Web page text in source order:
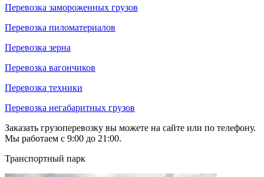
Перевозка замороженных грузов
Перевозка пиломатериалов
Перевозка зерна
Перевозка вагончиков
Перевозка техники
Перевозка негабаритных грузов
Заказать грузоперевозку вы можете на сайте или по телефону.
Мы работаем с 9:00 до 21:00.
Транспортный парк